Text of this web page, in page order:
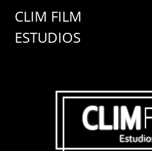
CLIM FILM
ESTUDIOS